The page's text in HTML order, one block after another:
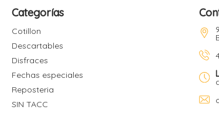
Categorías
Cotillon
Descartables
Disfraces
Fechas especiales
Reposteria
SIN TACC